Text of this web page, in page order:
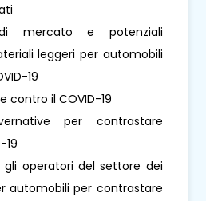
mercato e potenziali
leggeri per automobili
19
contro il COVID-19
per contrastare
19
gli operatori del settore dei
automobili per contrastare